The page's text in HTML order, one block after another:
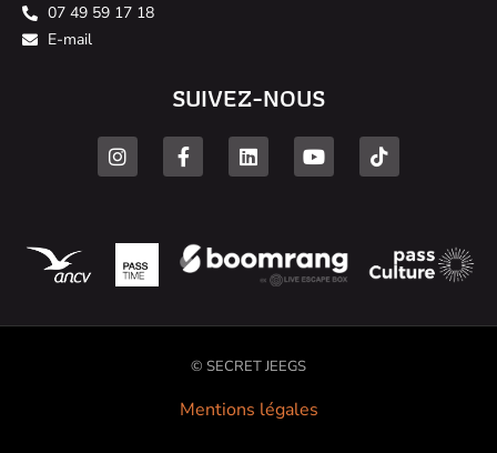
07 49 59 17 18
E-mail
SUIVEZ-NOUS
© SECRET JEEGS
Mentions légales